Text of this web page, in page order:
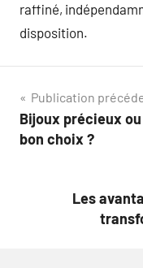
raffiné,
disposition.
Navigation
de
Publication
Bijoux précieux
bon choix ?
Les